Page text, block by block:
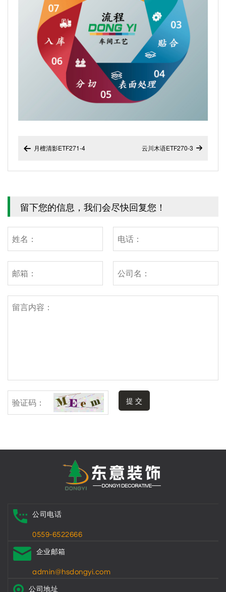
 月檀清影ETF271-4 
云川木语ETF270-3
留下您的信息，我们会尽快回复您！
提 交
公司电话
0559-6522666
企业邮箱
admin@hsdongyi.com
公司地址